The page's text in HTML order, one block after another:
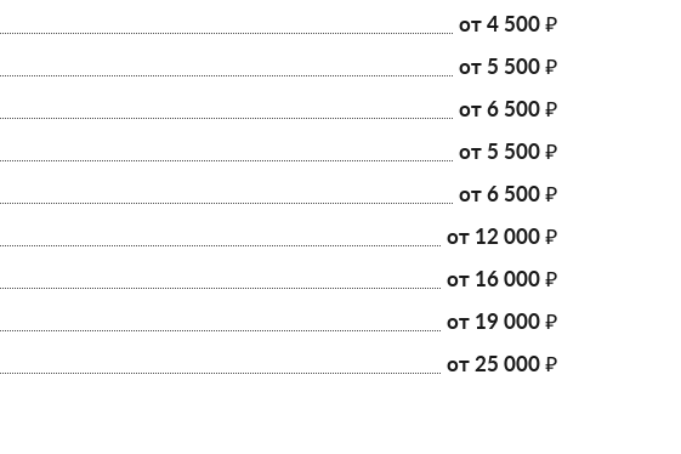
от 4 500 ₽
от 5 500 ₽
от 6 500 ₽
от 5 500 ₽
от 6 500 ₽
от 12 000 ₽
от 16 000 ₽
от 19 000 ₽
от 25 000 ₽